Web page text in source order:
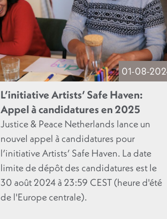
01-08-
L’initiative Artists’ Safe Haven:
Appel à candidatures en 2025
Justice & Peace Netherlands lance un
nouvel appel à candidatures pour
l’initiative Artists’ Safe Haven. La date
limite de dépôt des candidatures est le
30 août 2024 à 23:59 CEST (heure d'été
de l'Europe centrale).